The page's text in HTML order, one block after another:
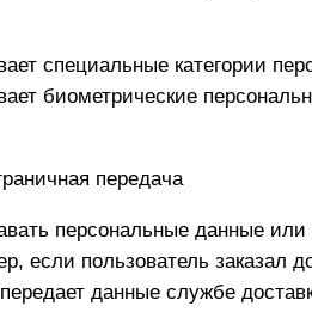
специальные категории
биометрические
передача
персональные данные или
если пользователь заказал
данные службе